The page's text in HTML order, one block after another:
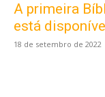
A primeira
está
18 de setembro de 2022